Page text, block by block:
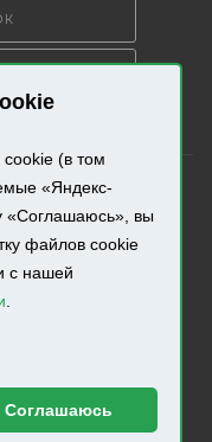
(в том
«Яндекс-
«Соглашаюсь», вы
файлов cookie
с нашей
.
Соглашаюсь
защищены.